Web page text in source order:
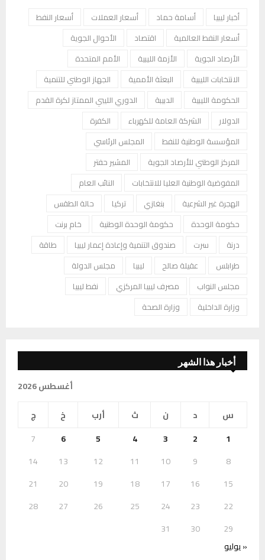
أخبار ليبيا أسامة حماد أسعار العملات
أسعار النفط
أسعار النفط العالمية
اقتصاد
الأحوال الجوية
الأرصاد الجوية
الأزمة الليبية
الأمم المتحدة
الانتخابات الليبية
البعثة الأممية
الجهاز الوطني للتنمية
الحكومة الليبية
الدبيبة
الدوري الليبي الممتاز لكرة القدم
الدولار
الشركة العامة للكهرباء
الكفرة
المؤسسة الوطنية للنفط
المجلس الرئاسي
المركز الوطني للأرصاد الجوية
المشير حفتر
المفوضية الوطنية العليا للانتخابات
النائب العام
الهجرة غير الشرعية
بنغازي تركيا
حالة الطقس
حكومة الوحدة
حكومة الوحدة الوطنية
خام برنت
درنة
سرت صندوق التنمية وإعادة إعمار ليبيا
طاقة
طرابلس
عقيلة صالح ليبيا
مجلس الدولة
مجلس النواب
مصرف ليبيا المركزي
نفط ليبيا
وزارة الداخلية
وزارة الصحة
أخبار هذا الشهر
أغسطس 2026
س
د ن ث أرب خ
ج
1
2
3
4
5
6
7
8
9
10
11
12
13
14
15
16
17
18
19
20
21
22
23
24
25
26
27
28
29
30
31
« يوليو